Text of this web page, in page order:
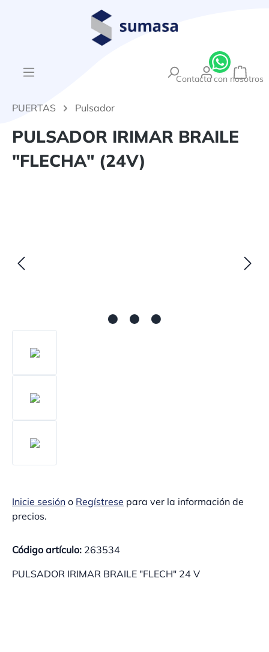
PUERTAS Pulsador
PULSADOR IRIMAR BRAILE
"FLECHA" (24V)
Inicie sesión o Regístrese para ver la información de
precios.
Código artículo: 263534
PULSADOR IRIMAR BRAILE "FLECH" 24 V
Contacta con nosotros